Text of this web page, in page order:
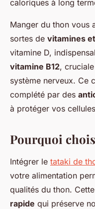
caloriques à long
Manger du thon vous
sortes de vitamines
vitamine D,
vitamine B12,
système nerveux. Ce
complété par des
à protéger vos
Pourquoi
Intégrer le tataki de
votre alimentation
qualités du thon.
rapide qui préserve